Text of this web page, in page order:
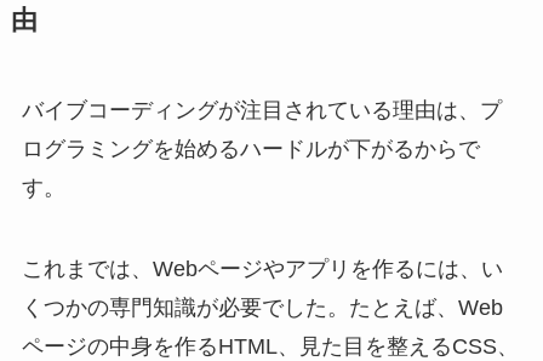
由
バイブコーディングが注目されている理由は、プ
ログラミングを始めるハードルが下がるからで
す。
これまでは、Webページやアプリを作るには、い
くつかの専門知識が必要でした。たとえば、Web
ページの中身を作るHTML、見た目を整えるCSS、